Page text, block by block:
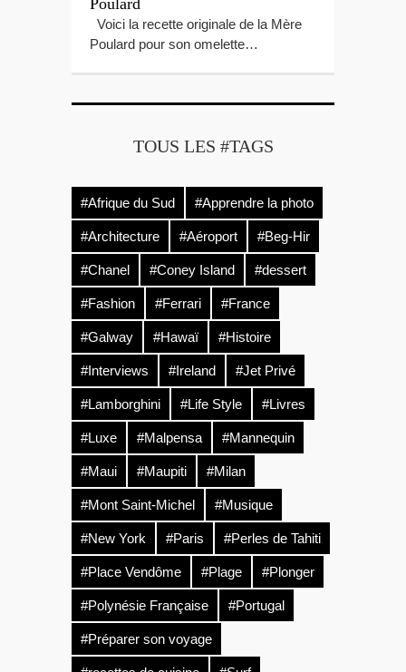
Poulard
Voici la recette originale de la Mère
Poulard pour son omelette…
TOUS LES #TAGS
#Afrique du Sud #Apprendre la photo
#Architecture #Aéroport #Beg-Hir
#Chanel #Coney Island #dessert
#Fashion #Ferrari #France
#Galway #Hawaï #Histoire
#Interviews #Ireland #Jet Privé
#Lamborghini #Life Style #Livres
#Luxe #Malpensa #Mannequin
#Maui #Maupiti #Milan
#Mont Saint-Michel #Musique
#New York #Paris #Perles de Tahiti
#Place Vendôme #Plage #Plonger
#Polynésie Française #Portugal
#Préparer son voyage